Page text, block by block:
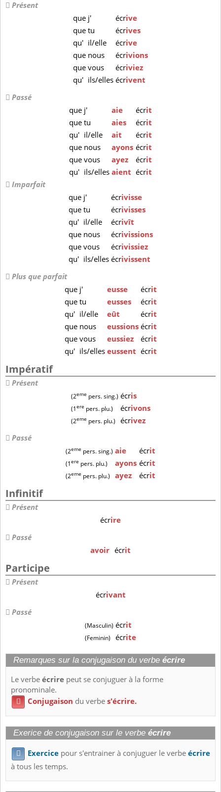
Présent
que j' écrive
quetu écrives
qu' il/elle écrive
que nous écrivions
quevous écriviez
qu' ils/ellesécrivent
Passé
que j' aie écrit
quetu aies écrit
qu' il/elle ait écrit
que nous ayons écrit
quevous ayez écrit
qu' ils/ellesaient écrit
Imparfait
que j' écrivisse
que tu écrivisses
qu' il/elle écrivît
que nous écrivissions
que vous écrivissiez
qu' ils/elles écrivissent
Plus que parfait
que j' eusse écrit
que tu eusses écrit
qu' il/elle eût écrit
que nous eussions écrit
que vous eussiez écrit
qu' ils/elles eussent écrit
Impératif
Présent
(2eme pers. sing.) écris
(1ere pers. plu.) écrivons
(2eme pers. plu.) écrivez
Passé
(2eme pers. sing.) aie écrit
(1ere pers. plu.) ayons écrit
(2eme pers. plu.) ayez écrit
Infinitif
Présent
écrire
Passé
avoir écrit
Participe
Présent
écrivant
Passé
(Masculin) écrit
(Feminin) écrite
Remarques sur la conjugaison du verbe écrire
Le verbeécrire peut se conjuguer à la forme
pronominale.
 Conjugaison du verbes'écrire.
Exerice de conjugaison sur le verbe écrire
 Exercice pour s'entrainer à conjuguer le verbeécrire
à tous les temps.